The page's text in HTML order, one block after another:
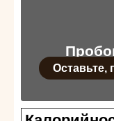
Оставьте,